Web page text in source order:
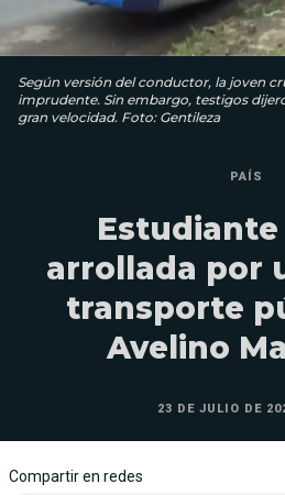
Según versión del conductor, la joven
imprudente. Sin embargo, testigos
gran velocidad. Foto: Gentileza
PAÍS
arrollada por
transporte
Avelino
23 DE JULIO DE
Compartir en redes